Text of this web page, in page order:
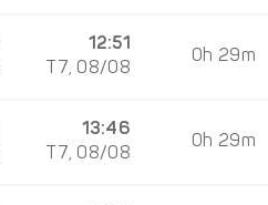
12:51
T7, 08/08
0h 29m
13:46
T7, 08/08
0h 29m